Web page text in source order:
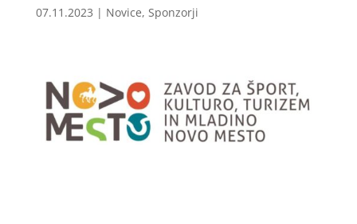
07.11.2023 | Novice, Sponzorji